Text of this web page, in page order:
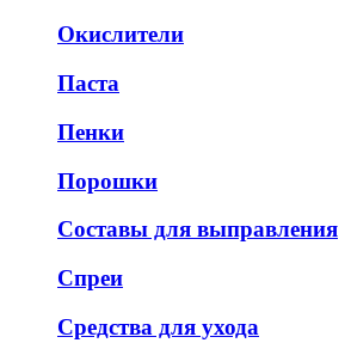
Окислители
Паста
Пенки
Порошки
Составы для выправления
Спреи
Средства для ухода